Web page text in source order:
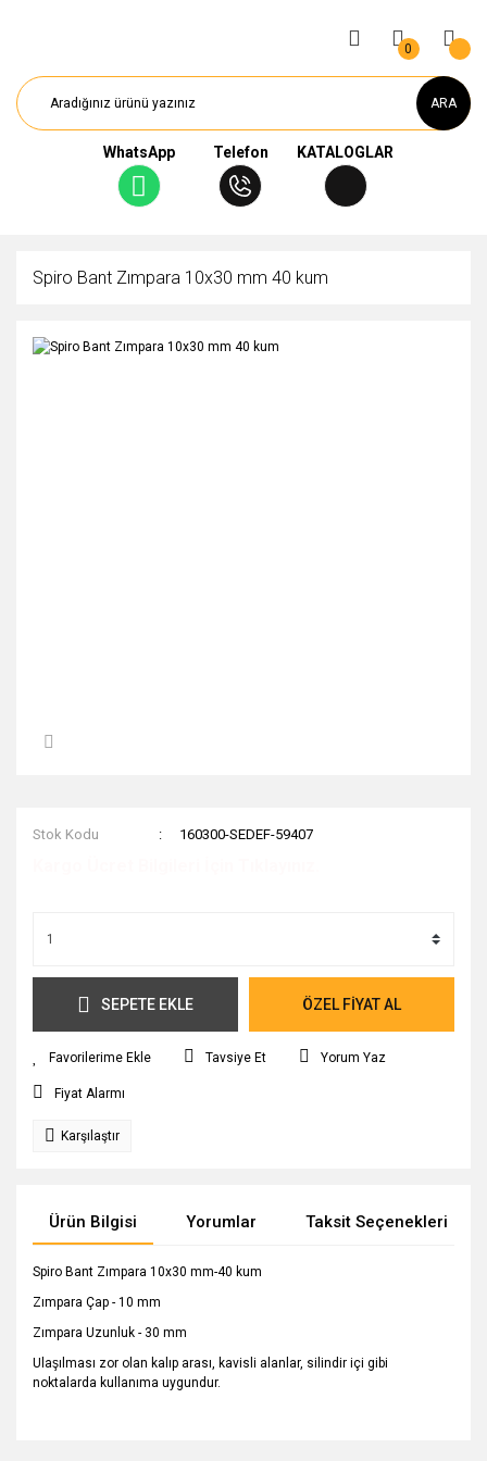
ARA
WhatsApp Telefon KATALOGLAR
0
Spiro Bant Zımpara 10x30 mm 40 kum
Stok Kodu 160300-SEDEF-59407
SEPETE EKLE ÖZEL FİYAT AL
Tavsiye Et Yorum Yaz
Fiyat Alarmı
Karşılaştır
Ürün Bilgisi Yorumlar Taksit Seçenekleri
Spiro Bant Zımpara 10x30 mm-40 kum
Zımpara Çap - 10 mm
Zımpara Uzunluk - 30 mm
Ulaşılması zor olan kalıp arası, kavisli alanlar, silindir içi gibi
noktalarda kullanıma uygundur.